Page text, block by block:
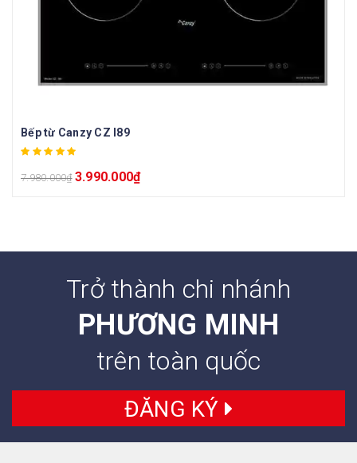
Bếp từ Canzy CZ I89
7.980.000₫ 3.990.000₫
Trở thành chi nhánh
PHƯƠNG MINH
trên toàn quốc
ĐĂNG KÝ